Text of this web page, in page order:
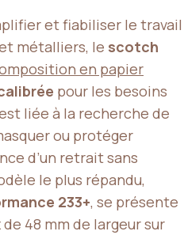
et fiabiliser le travail
métalliers, le scotch
en papier
pour les besoins
liée à la recherche de
ou protéger
d’un retrait sans
le plus répandu,
233+, se présente
48 mm de largeur sur